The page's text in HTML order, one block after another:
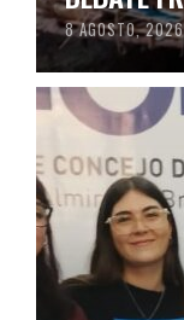
8 AGOSTO, 2026